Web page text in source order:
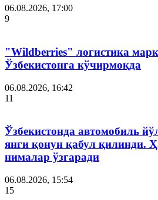
06.08.2026, 17:00
9
"Wildberries" логистика
Ўзбекистонга кўчирмоқда
06.08.2026, 16:42
11
Ўзбекистонда автомобиль
янги қонун қабул қилинди.
нималар ўзгаради
06.08.2026, 15:54
15